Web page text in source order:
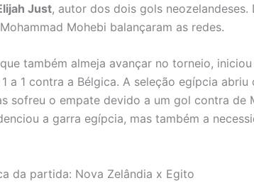
Just, autor dos dois gols neozelandeses.
Mohebi balançaram as redes.
também almeja avançar no torneio,
a 1 contra a Bélgica. A seleção egípcia abriu
sofreu o empate devido a um gol contra de
a garra egípcia, mas também a
da partida: Nova Zelândia x Egito